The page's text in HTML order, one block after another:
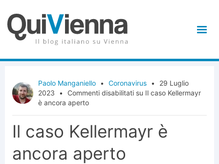
Paolo Manganiello • Coronavirus •
29 Luglio
2023
• Commenti disabilitati su Il caso Kellermayr
è ancora aperto
Il caso Kellermayr è
ancora aperto